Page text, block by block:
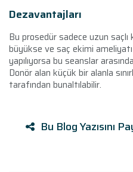
Dezavantajları
Bu prosedür sadece uzun
büyükse ve saç ekimi
yapılıyorsa bu seanslar
Donör alan küçük bir alanla
tarafından bunaltılabilir.
Bu Blog Yazısını